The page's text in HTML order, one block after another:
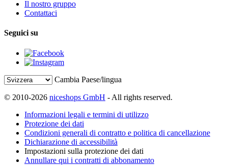
Il nostro gruppo
Contattaci
Seguici su
Cambia Paese/lingua
© 2010-2026 niceshops GmbH - All rights reserved.
Informazioni legali e termini di utilizzo
Protezione dei dati
Condizioni generali di contratto e politica di cancellazione
Dichiarazione di accessibilità
Impostazioni sulla protezione dei dati
Annullare qui i contratti di abbonamento